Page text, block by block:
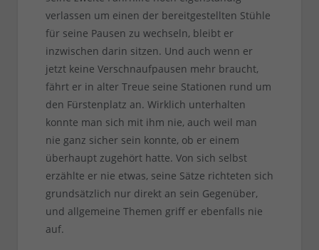
verlassen um einen der bereitgestellten Stühle
für seine Pausen zu wechseln, bleibt er
inzwischen darin sitzen. Und auch wenn er
jetzt keine Verschnaufpausen mehr braucht,
fährt er in alter Treue seine Stationen rund um
den Fürstenplatz an. Wirklich unterhalten
konnte man sich mit ihm nie, auch weil man
nie ganz sicher sein konnte, ob er einem
überhaupt zugehört hatte. Von sich selbst
erzählte er nie etwas, seine Sätze richteten sich
grundsätzlich nur direkt an sein Gegenüber,
und allgemeine Themen griff er ebenfalls nie
auf.